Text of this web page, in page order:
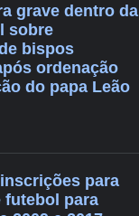
grave dentro da
sobre
bispos
ordenação
do papa Leão
para
futebol para